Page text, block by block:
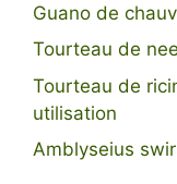
Guano de
Tourteau de
Tourteau de
utilisation
Amblyseius